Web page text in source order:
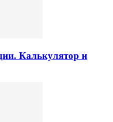
Калькулятор и